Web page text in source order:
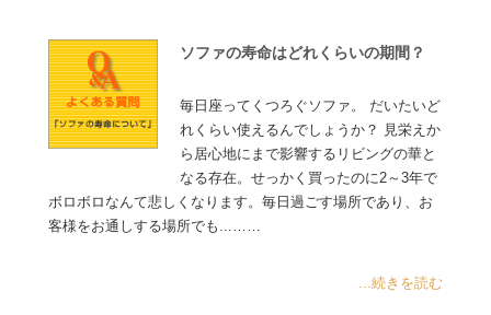
ソファの寿命はどれくらいの期間？
毎日座ってくつろぐソファ。 だいたいど
れくらい使えるんでしょうか？ 見栄えか
ら居心地にまで影響するリビングの華と
なる存在。せっかく買ったのに2～3年で
ボロボロなんて悲しくなります。毎日過ごす場所であり、お
客様をお通しする場所でも...……
...続きを読む